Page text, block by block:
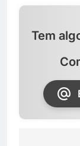
Tem